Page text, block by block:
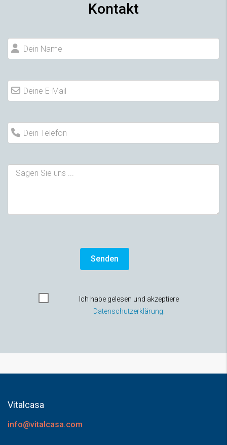
Kontakt
Ich habe gelesen und akzeptiere
Datenschutzerklärung.
Vitalcasa
info@vitalcasa.com